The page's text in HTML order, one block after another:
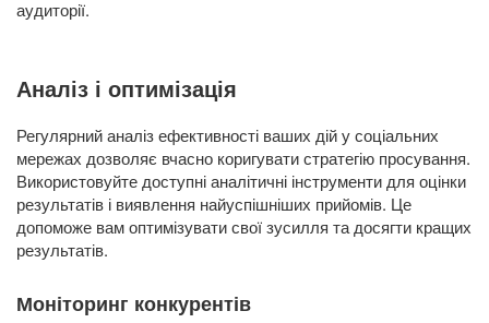
аудиторії.
Аналіз і оптимізація
Регулярний аналіз ефективності ваших дій у соціальних
мережах дозволяє вчасно коригувати стратегію просування.
Використовуйте доступні аналітичні інструменти для оцінки
результатів і виявлення найуспішніших прийомів. Це
допоможе вам оптимізувати свої зусилля та досягти кращих
результатів.
Моніторинг конкурентів